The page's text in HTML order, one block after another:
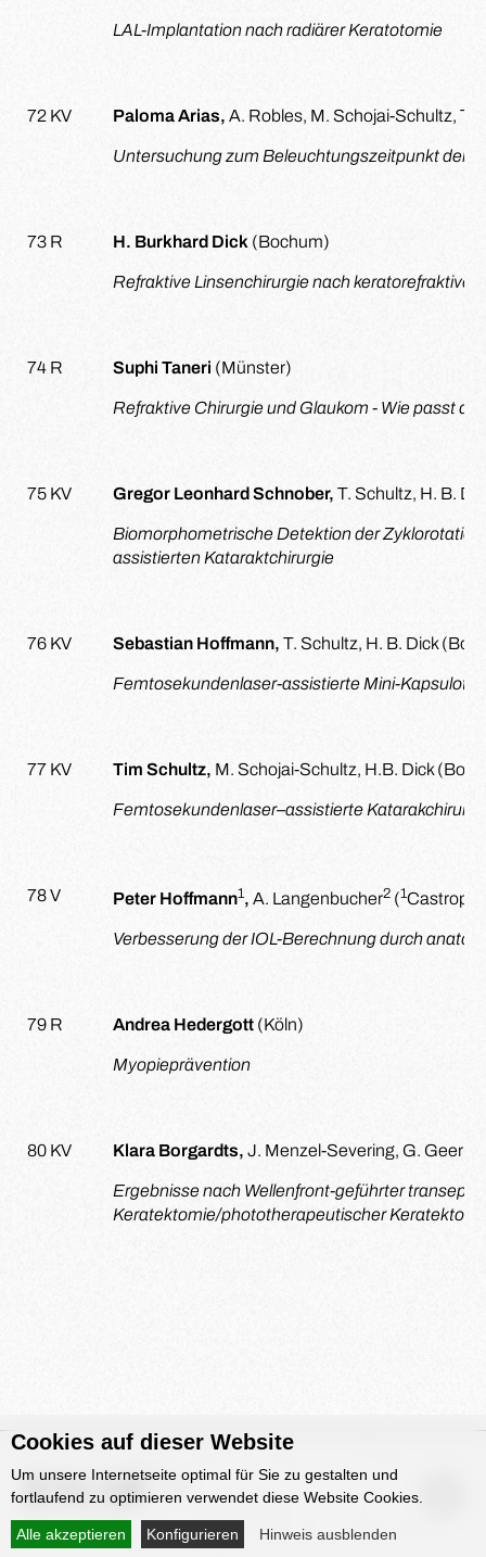
LAL-Implantation nach radiärer Keratotomie
72 KV Paloma Arias, A. Robles, M. Schojai-Schultz, T.
Untersuchung zum Beleuchtungszeitpunkt der
73 R H. Burkhard Dick (Bochum)
Refraktive Linsenchirurgie nach keratorefraktiver
74 R Suphi Taneri (Münster)
Refraktive Chirurgie und Glaukom - Wie passt
75 KV Gregor Leonhard Schnober, T. Schultz, H. B.
Biomorphometrische Detektion der
assistierten Kataraktchirurgie
76 KV Sebastian Hoffmann, T. Schultz, H. B. Dick
Femtosekundenlaser-assistierte Mini-
77 KV Tim Schultz, M. Schojai-Schultz, H.B. Dick
Femtosekundenlaser–assistierte
78 V Peter Hoffmann1, A. Langenbucher2 (1Castrop-
Verbesserung der IOL-Berechnung durch
79 R Andrea Hedergott (Köln)
Myopieprävention
80 KV Klara Borgardts, J. Menzel-Severing, G.
Ergebnisse nach Wellenfront-geführter
Keratektomie/phototherapeutischer
Cookies auf dieser Website
Um unsere Internetseite optimal für Sie zu gestalten und
fortlaufend zu optimieren verwendet diese Website Cookies.
Alle akzeptieren Konfigurieren Hinweis ausblenden